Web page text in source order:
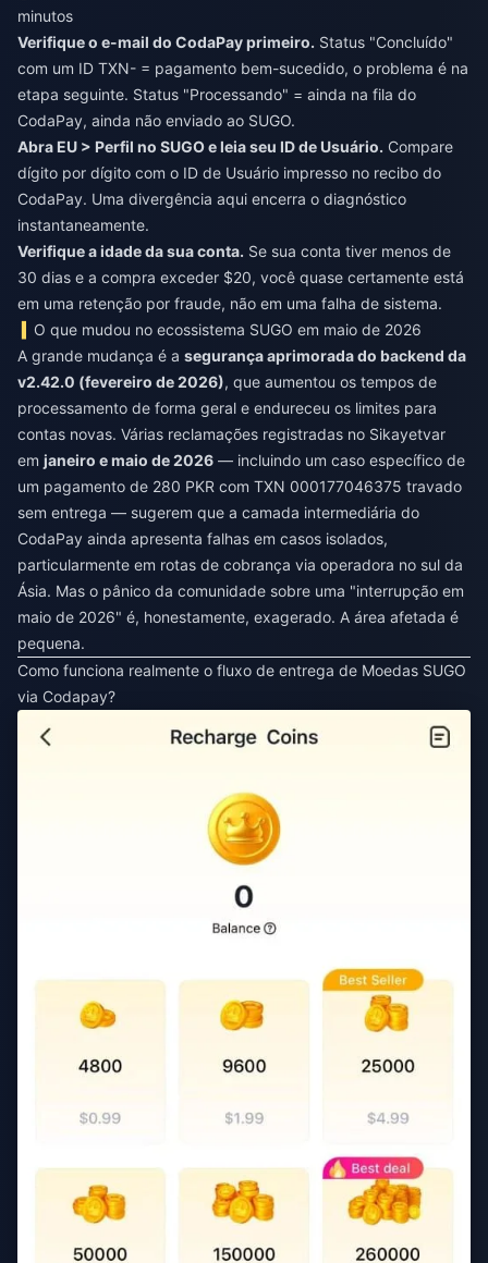
minutos
Verifique o e-mail do CodaPay primeiro. Status "Concluído"
com um ID TXN- = pagamento bem-sucedido, o problema é na
etapa seguinte. Status "Processando" = ainda na fila do
CodaPay, ainda não enviado ao SUGO.
Abra EU > Perfil no SUGO e leia seu ID de Usuário. Compare
dígito por dígito com o ID de Usuário impresso no recibo do
CodaPay. Uma divergência aqui encerra o diagnóstico
instantaneamente.
Verifique a idade da sua conta. Se sua conta tiver menos de
30 dias e a compra exceder $20, você quase certamente está
em uma retenção por fraude, não em uma falha de sistema.
O que mudou no ecossistema SUGO em maio de 2026
A grande mudança é a segurança aprimorada do backend da
v2.42.0 (fevereiro de 2026), que aumentou os tempos de
processamento de forma geral e endureceu os limites para
contas novas. Várias reclamações registradas no Sikayetvar
em janeiro e maio de 2026 — incluindo um caso específico de
um pagamento de 280 PKR com TXN 000177046375 travado
sem entrega — sugerem que a camada intermediária do
CodaPay ainda apresenta falhas em casos isolados,
particularmente em rotas de cobrança via operadora no sul da
Ásia. Mas o pânico da comunidade sobre uma "interrupção em
maio de 2026" é, honestamente, exagerado. A área afetada é
pequena.
Como funciona realmente o fluxo de entrega de Moedas SUGO
via Codapay?